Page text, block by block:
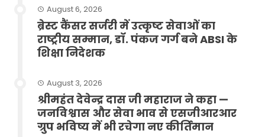
August 6, 2026
ब्रेस्ट कैंसर सर्जरी में उत्कृष्ट सेवाओं का
राष्ट्रीय सम्मान, डॉ. पंकज गर्ग बने ABSI के
शिक्षा निदेशक
August 3, 2026
श्रीमहंत देवेन्द्र दास जी महाराज ने कहा —
जनविश्वास और सेवा भाव से एसजीआरआर
ग्रुप भविष्य में भी रचेगा नए कीर्तिमान